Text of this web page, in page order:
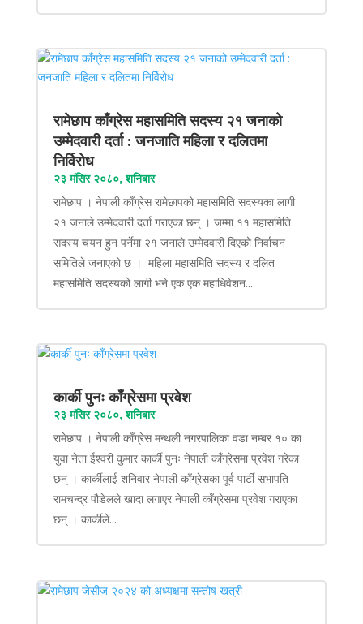
रामेछाप काँग्रेस महासमिति सदस्य २१ जनाको
उम्मेदवारी दर्ता : जनजाति महिला र दलितमा
निर्विरोध
२३ मंसिर २०८०, शनिबार
रामेछाप । नेपाली काँग्रेस रामेछापको महासमिति सदस्यका लागी
२१ जनाले उम्मेदवारी दर्ता गराएका छन् । जम्मा ११ महासमिति
सदस्य चयन हुन पर्नेमा २१ जनाले उम्मेदवारी दिएको निर्वाचन
समितिले जनाएको छ । महिला महासमिति सदस्य र दलित
महासमिति सदस्यको लागी भने एक एक महाधिवेशन...
कार्की पुनः काँग्रेसमा प्रवेश
२३ मंसिर २०८०, शनिबार
रामेछाप । नेपाली काँग्रेस मन्थली नगरपालिका वडा नम्बर १० का
युवा नेता ईश्वरी कुमार कार्की पुनः नेपाली काँग्रेसमा प्रवेश गरेका
छन् । कार्कीलाई शनिवार नेपाली काँग्रेसका पूर्व पार्टी सभापति
रामचन्द्र पौडेलले खादा लगाएर नेपाली काँग्रेसमा प्रवेश गराएका
छन् । कार्कीले...